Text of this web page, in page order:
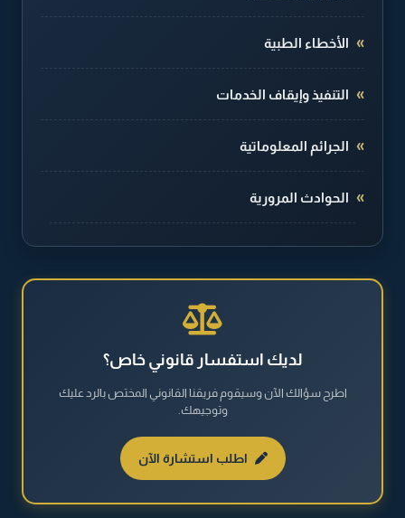
الأخطاء الطبية
التنفيذ وإيقاف الخدمات
الجرائم المعلوماتية
الحوادث المرورية
الطلاق والخلع
القضايا العقارية
القضايا العمالية
القضايا المالية
نظام مكافحة المخدرات والمؤثرات العقلية
لديك استفسار قانوني خاص؟
اطرح سؤالك الآن وسيقوم فريقنا القانوني المختص بالرد عليك
وتوجيهك.
اطلب استشارة الآن